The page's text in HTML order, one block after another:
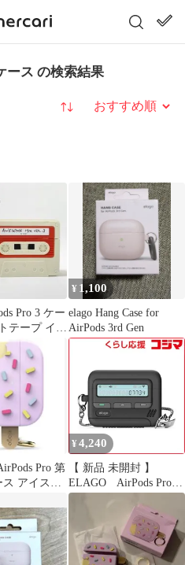
ース の検索結果
並び替え
Pro 3 ケー
テープ イヤ
¥ 1,100
elago Hang Case for
AirPods 3rd Gen
Pro 第
ス アイスク
¥ 4,240
【 新品 未開封 】
ELAGO AirPods Pro3
対応 ケース 耐衝撃 落
下防止 ストラップ チェ
ーン 付 ブラック
EL_A3PCSSCPJ_BK 未
使用 送料無料